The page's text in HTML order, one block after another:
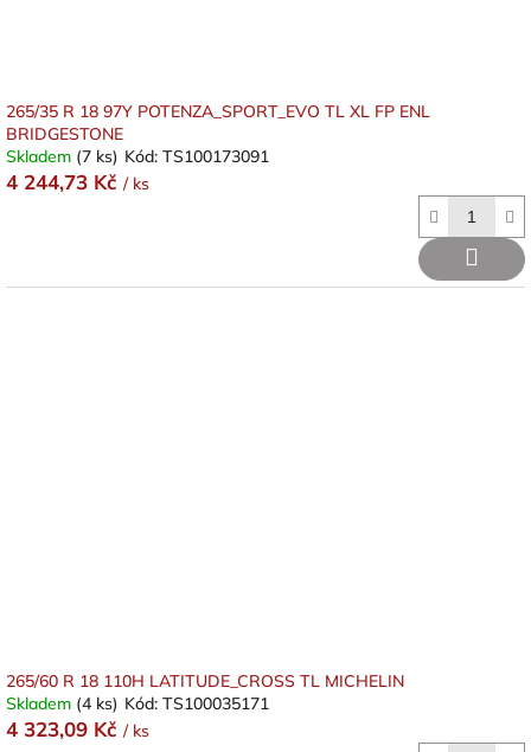
265/35 R 18 97Y POTENZA_SPORT_EVO TL XL FP ENL
BRIDGESTONE
Skladem (7 ks) Kód: TS100173091
4 244,73 Kč / ks
265/60 R 18 110H LATITUDE_CROSS TL MICHELIN
Skladem (4 ks) Kód: TS100035171
4 323,09 Kč / ks